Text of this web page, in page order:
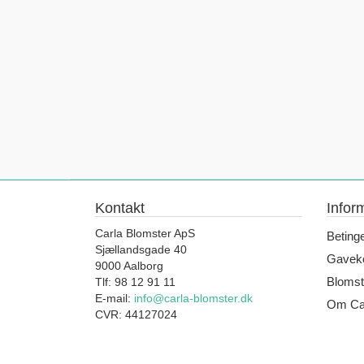
Kontakt
Carla Blomster ApS
Sjællandsgade 40
9000 Aalborg
Tlf: 98 12 91 11
E-mail: info@carla-blomster.dk
CVR: 44127024
Om